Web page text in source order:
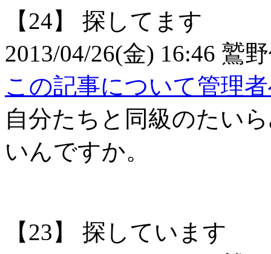
【24】 探してます
2013/04/26(金) 16:46 鷲
この記事について管理
自分たちと同級のたい
いんですか。
【23】 探しています